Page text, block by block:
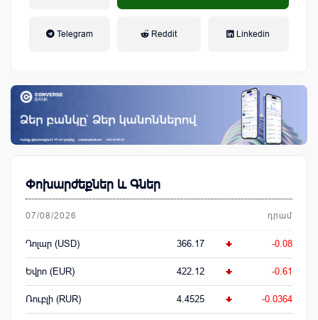
Telegram Reddit Linkedin
Փոխարժեքներ և Գներ
07/08/2026 դրամ
Դոլար (USD) 366.17 -0.08
Եվրո (EUR) 422.12 -0.61
Ռուբլի (RUR) 4.4525 -0.0364